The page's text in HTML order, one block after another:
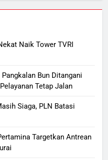
Naik Tower TVRI
Bun Ditangani
Tetap Jalan
Siaga, PLN Batasi
Targetkan Antrean
Ada Uzumaki, D.
hingga Doraemon
Lagi Pajak Terlewat, GIS
Seorang IRT Nekat